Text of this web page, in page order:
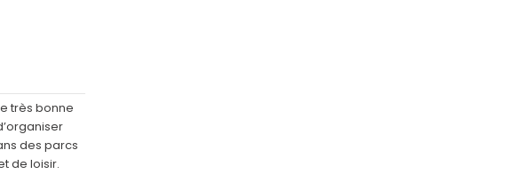
très bonne
des parcs
de loisir.